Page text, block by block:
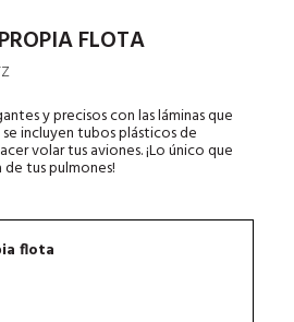
FLOTA
y precisos con las láminas que
incluyen tubos plásticos de
volar tus aviones. ¡Lo único que
tus pulmones!
flota